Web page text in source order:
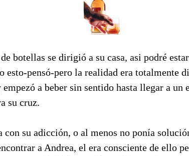
botellas se dirigió a su casa, asi podré
esto-pensó-pero la realidad era totalmente
empezó a beber sin sentido hasta llegar a un
su cruz.
con su adicción, o al menos no ponía
a Andrea, el era consciente de ello